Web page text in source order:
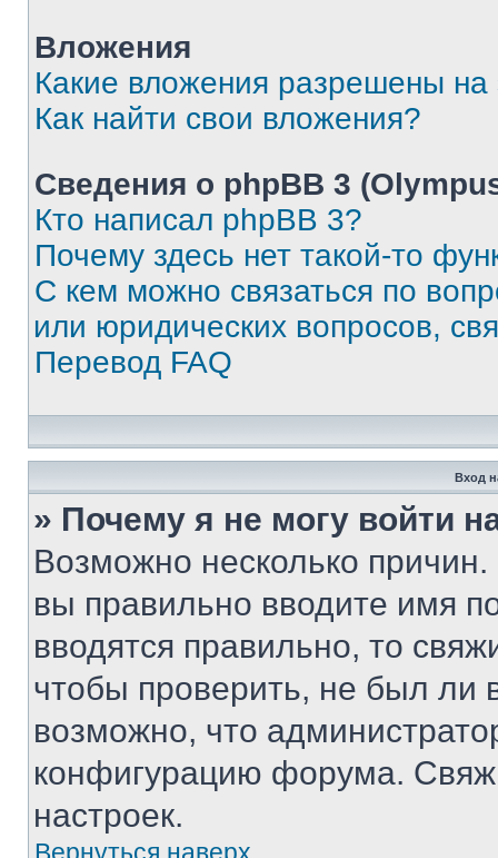
Вложения
Какие вложения разрешены
Как найти свои вложения?
Сведения о phpBB 3
Кто написал phpBB 3?
Почему здесь нет такой-то
С кем можно связаться по
или юридических вопросов,
Перевод FAQ
Вход
» Почему я не могу войти
Возможно несколько
вы правильно вводите имя
вводятся правильно, то
чтобы проверить, не был ли
возможно, что
конфигурацию форума.
настроек.